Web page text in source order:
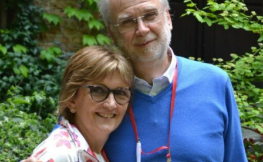
per
associazioni
alla
Special
Orchestra"